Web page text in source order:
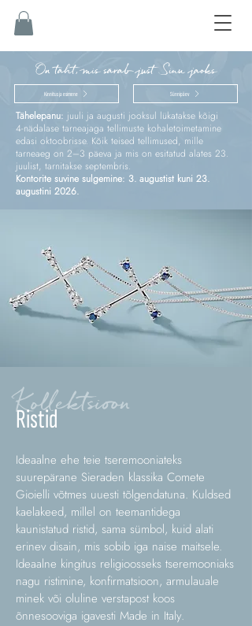
On täht, mis särab just Sinu jaoks
Kinnitus ja esimene Sünnipäev
Tähelepanu: juuli ja augusti jooksul lükatakse kõigi
4‑nädalase tarneajaga tellimuste kohaletoimetamine
edasi oktoobrisse. Kõik teised tellimused, mille
tarneaeg on 2–3 päeva ja mis on esitatud alates 23.
juulist, tarnitakse septembris.
Kontorite suvine sulgemine: 3. augustist kuni 23.
augustini 2026.
Kollektsioon
Ristid
Ideaalne ehe teie tseremooniateks
suurepärane Sieraden klassika Comete
Gioielli võtmes uuesti tõlgendatuna. Kuldsed
kaelakeed, millel on teemantidega
kaunistatud ristid, sama sümbol, kuid alati
erinev disain, mis sobib iga naise maitsele.
Ideaalne kingitus religioosseks tseremooniaks
nagu ristimine, konfirmatsioon, armulauale
minek või oluline verstapost koos
õnnesooviga igavesti Made in Italy.